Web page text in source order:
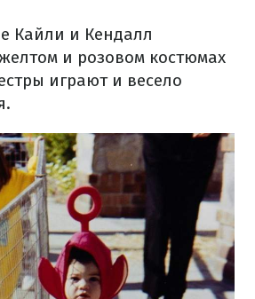
Кайли и Кендалл
и розовом костюмах
играют и весело